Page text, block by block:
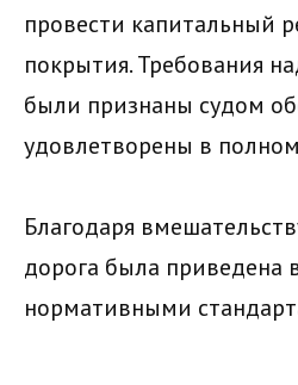
провести капитальный
покрытия. Требования
были признаны судом
удовлетворены в
Благодаря
дорога была приведена
нормативными